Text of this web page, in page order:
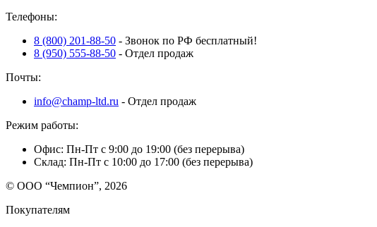
Телефоны:
8 (800) 201-88-50 - Звонок по РФ бесплатный!
8 (950) 555-88-50 - Отдел продаж
Почты:
info@champ-ltd.ru - Отдел продаж
Режим работы:
Офис: Пн-Пт с 9:00 до 19:00 (без перерыва)
Склад: Пн-Пт с 10:00 до 17:00 (без перерыва)
© ООО “Чемпион”, 2026
Покупателям